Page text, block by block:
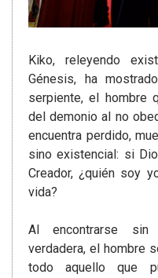
Kiko, releyendo
Génesis, ha
serpiente, el hombre
del demonio al no
encuentra perdido,
sino existencial: si
Creador, ¿quién soy
vida?
Al encontrarse sin
verdadera, el hombre
todo aquello que